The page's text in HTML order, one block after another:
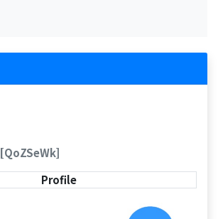
[QoZSeWk]
Profile